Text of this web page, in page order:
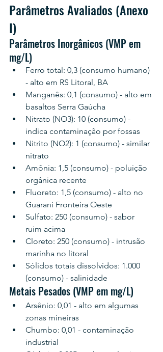
Parâmetros Avaliados (Anexo
I)
Parâmetros Inorgânicos (VMP em
mg/L)
Ferro total: 0,3 (consumo humano)
- alto em RS Litoral, BA
Manganês: 0,1 (consumo) - alto em
basaltos Serra Gaúcha
Nitrato (NO3): 10 (consumo) -
indica contaminação por fossas
Nitrito (NO2): 1 (consumo) - similar
nitrato
Amônia: 1,5 (consumo) - poluição
orgânica recente
Fluoreto: 1,5 (consumo) - alto no
Guarani Fronteira Oeste
Sulfato: 250 (consumo) - sabor
ruim acima
Cloreto: 250 (consumo) - intrusão
marinha no litoral
Sólidos totais dissolvidos: 1.000
(consumo) - salinidade
Metais Pesados (VMP em mg/L)
Arsênio: 0,01 - alto em algumas
zonas mineiras
Chumbo: 0,01 - contaminação
industrial